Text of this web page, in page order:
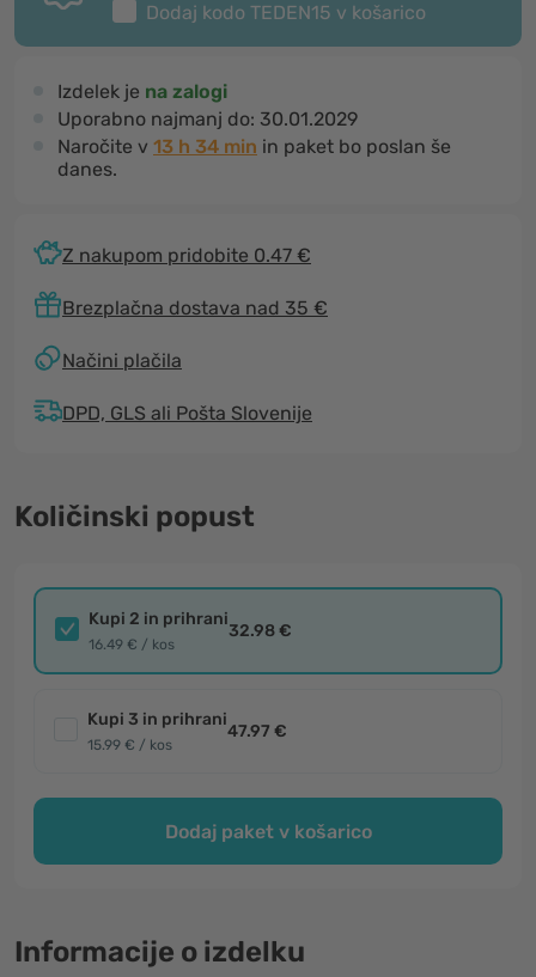
Dodaj kodo TEDEN15 v košarico
Izdelek je na zalogi
Uporabno najmanj do: 30.01.2029
Naročite v 13 h 34 min in paket bo poslan še
danes.
Z nakupom pridobite 0.47 €
Brezplačna dostava nad 35 €
Načini plačila
DPD, GLS ali Pošta Slovenije
Količinski popust
Kupi 2 in prihrani
16.49 € / kos
32.98 €
Kupi 3 in prihrani
15.99 € / kos
47.97 €
Dodaj paket v košarico
Informacije o izdelku